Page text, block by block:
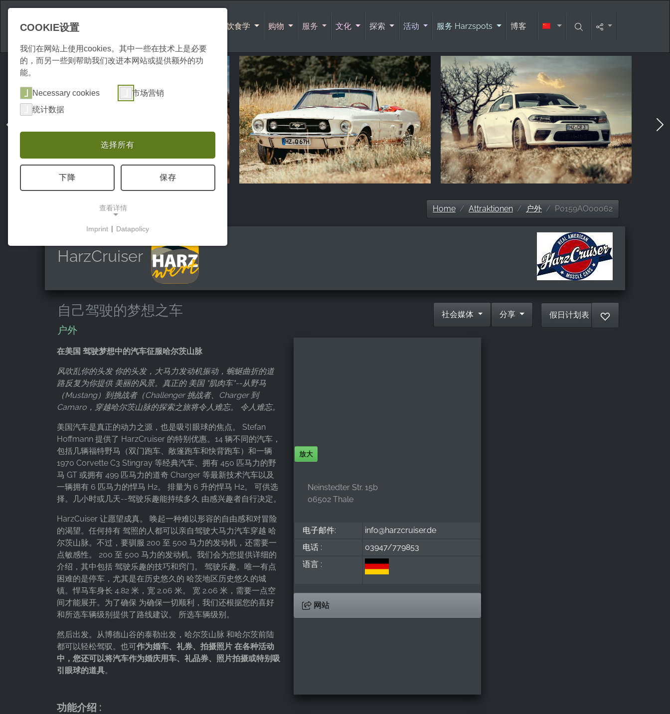
饮食学 购物 服务 文化 探索 活动 服务 Harzspots 博客
Home Attraktionen 户外 P0159AO00062
HarzCruiser
自己驾驶的梦想之车
户外
假日计划表 ♡
分享
社会媒体
在美国 驾驶梦想中的汽车征服哈尔茨山脉
风吹乱你的头发 你的头发，大马力发动机振动，蜿蜒曲折的道
路反复为你提供 美丽的风景。真正的 美国 "肌肉车"--从野马
（Mustang）到挑战者（Challenger 挑战者、Charger 到
Camaro，穿越哈尔茨山脉的探索之旅将令人难忘。 令人难忘。
美国汽车是真正的动力之源，也是吸引眼球的焦点。 Stefan
Hoffmann 提供了 HarzCruiser 的特别优惠。14 辆不同的汽车，
包括几辆福特野马（双门跑车、敞篷跑车和快背跑车）和一辆
1970 Corvette C3 Stingray 等经典汽车、拥有 450 匹马力的野
马 GT 或拥有 499 匹马力的道奇 Charger 等最新技术汽车以及
一辆拥有 6 匹马力的悍马 H2。 排量为 6 升的悍马 H2。 可供选
择。几小时或几天--驾驶乐趣能持续多久 由感兴趣者自行决定。
HarzCuiser 让愿望成真。 唤起一种难以形容的自由感和对冒险
的渴望。任何持有 驾照的人都可以亲自驾驶大马力汽车穿越 哈
尔茨山脉。不过，要驯服 200 至 500 马力的发动机，还需要一
点敏感性。 200 至 500 马力的发动机。我们会为您提供详细的
介绍，其中包括 驾驶乐趣的技巧和窍门。 驾驶乐趣。唯一有点
困难的是停车，尤其是在历史悠久的 哈茨地区历史悠久的城
镇。悍马车身长 4.82 米，宽 2.06 米。 宽 2.06 米，需要一点空
间才能展开。为了确保 为确保一切顺利，我们还根据您的喜好
和所选车辆级别提供了路线建议。 所选车辆级别。
然后出发。从博德山谷的泰勒出发，哈尔茨山脉 和哈尔茨前陆
都可以轻松驾驭。也可作为婚车、礼券、拍摄照片 在各种活动
中，您还可以将汽车作为婚庆用车、礼品券、照片拍摄或特别吸
引眼球的道具。
功能介绍 :
放大
Neinstedter Str. 15b
06502 Thale
电子邮件:
info@harzcruiser.de
电话 :
03947/779853
语言 :
网站
COOKIE设置
我们在网站上使用cookies。其中一些在技术上是必要
的，而另一些则帮助我们改进本网站或提供额外的功
能。
Necessary cookies
市场营销
统计数据
选择所有
下降 保存
查看详情
这些cookies能够实现基本功能，是使用网站所必需
市场营销
通过跟踪各网站的访问者来实现这一目的。
_fbp, fr, _fbq, fbq
Provider:
Purpose:
广告测量和营销
Cookie
duration:
3个月 - 1年
统计数据
统计Cookies以匿名方式收集信息。这些信息有助
于我们了解访问者如何使用我们的网站。
Google Analytics
Name:
_ga, _gid, _gac_gb_
Google LLC
Purpose:
收集关于网站使用的统计数据
24小时 - 2年
Imprint | Datapolicy